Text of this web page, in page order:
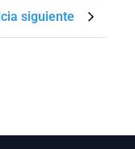
siguiente